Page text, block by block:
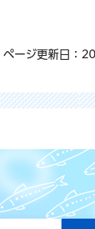
ページ更新日：